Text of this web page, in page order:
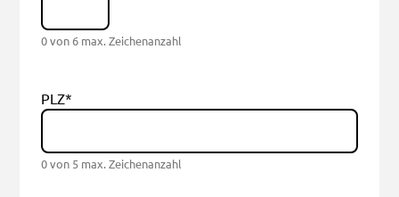
0 von 6 max. Zeichenanzahl
PLZ*
0 von 5 max. Zeichenanzahl